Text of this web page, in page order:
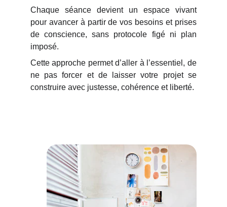
Chaque séance devient un espace vivant
pour avancer à partir de vos besoins et prises
de conscience, sans protocole figé ni plan
imposé.
Cette approche permet d’aller à l’essentiel, de
ne pas forcer et de laisser votre projet se
construire avec justesse, cohérence et liberté.